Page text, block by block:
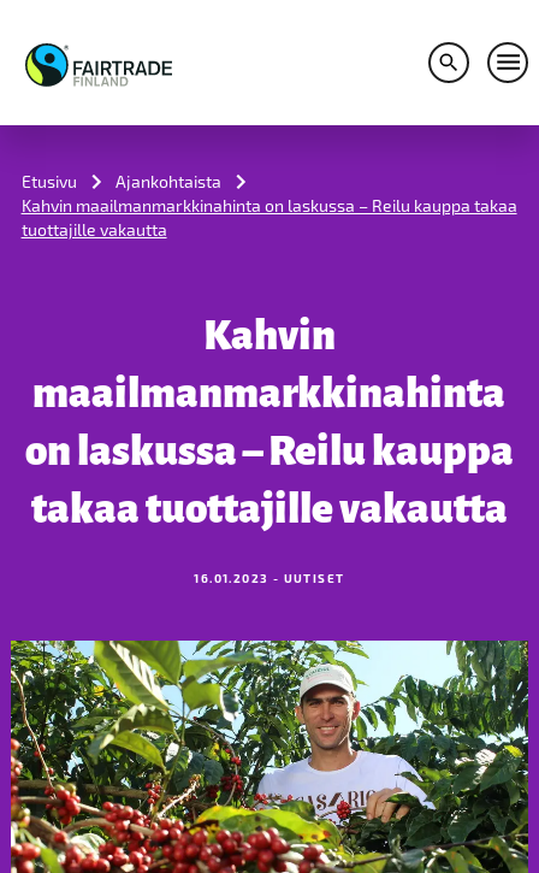
Avaa
Etusivu
Ajankohtaista
Kahvin maailmanmarkkinahinta on laskussa – Reilu kauppa takaa
tuottajille vakautta
Kahvin
maailmanmarkkinahinta
on laskussa – Reilu kauppa
takaa tuottajille vakautta
16.01.2023 - UUTISET